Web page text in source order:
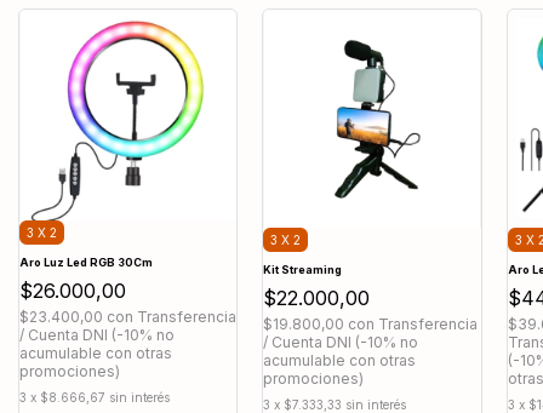
3 X 2
Aro Luz Led RGB 30Cm
$26.000,00
$23.400,00 con Transferencia
/ Cuenta DNI (-10% no
acumulable con otras
promociones)
3 x $8.666,67 sin interés
3 X 2
Kit Streaming
$22.000,00
$19.800,00 con Transferencia
/ Cuenta DNI (-10% no
acumulable con otras
promociones)
3 x $7.333,33 sin interés
3 X
Aro
(-
3 x